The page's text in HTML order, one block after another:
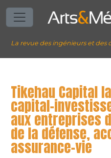
La revue des ingénieurs et des
Tikehau Capital
capital-
aux entreprises
de la défense,
assurance-vie